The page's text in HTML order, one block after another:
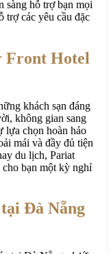
sàng hỗ trợ bạn mọi
trợ các yêu cầu đặc
Front Hotel
khách sạn đáng
không gian sang
lựa chọn hoàn hảo
mái và đầy đủ tiện
du lịch, Pariat
cho bạn một kỳ nghỉ
Đà Nẵng